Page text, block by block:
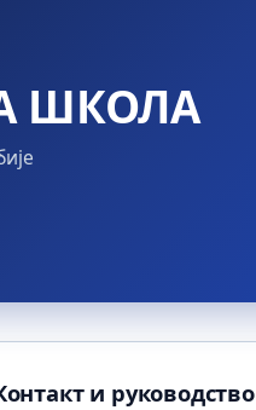
ШКОЛА
и руководство